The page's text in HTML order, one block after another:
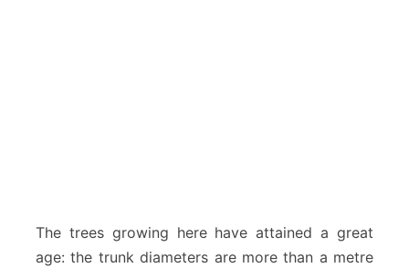
The trees growing here have attained a great
age: the trunk diameters are more than a metre